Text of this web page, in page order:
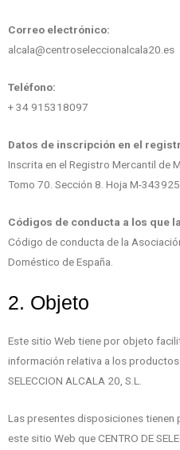
Correo electrónico:
alcala@centroseleccionalcala20.es
Teléfono:
+ 34 915318097
Datos de inscripción en el
Inscrita en el Registro Mercantil de
Tomo 70. Sección 8. Hoja M-
Códigos de conducta a los que
Código de conducta de la
Doméstico de España.
2. Objeto
Este sitio Web tiene por objeto
información relativa a los productos
SELECCION ALCALA 20, S.L.
Las presentes disposiciones tienen
este sitio Web que CENTRO DE